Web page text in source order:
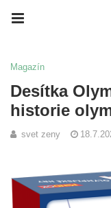
Magazín
Desítka
historie
svet zeny